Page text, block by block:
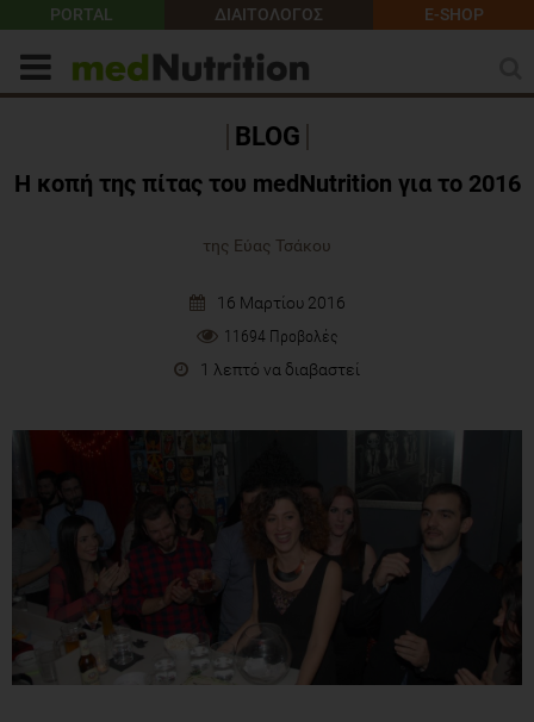
PORTAL ΔΙΑΙΤΟΛΟΓΟΣ E-SHOP
BLOG
Η κοπή της πίτας του medNutrition για το 2016
της Εύας Τσάκου
16 Μαρτίου 2016
11694 Προβολές
1 λεπτό να διαβαστεί